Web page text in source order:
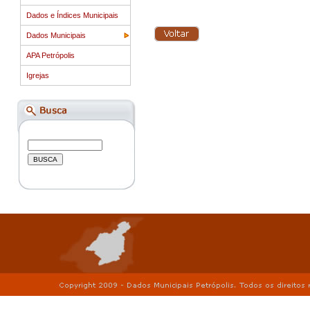
Dados e Índices Municipais
Dados Municipais
APA Petrópolis
Igrejas